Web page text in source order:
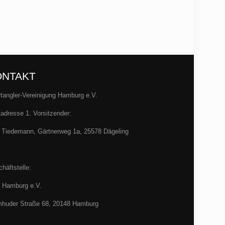
Vereinigung Hamburg e.V.
1. Vorsitzender:
Tiedemann, Gärtnerweg 1a, 25578 Dägeling
Hamburg e.V.
Straße 68, 20148 Hamburg